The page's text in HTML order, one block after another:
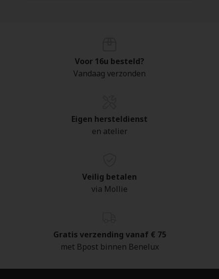
Voor 16u besteld?
Vandaag verzonden
Eigen hersteldienst
en atelier
Veilig betalen
via Mollie
Gratis verzending vanaf € 75
met Bpost binnen Benelux